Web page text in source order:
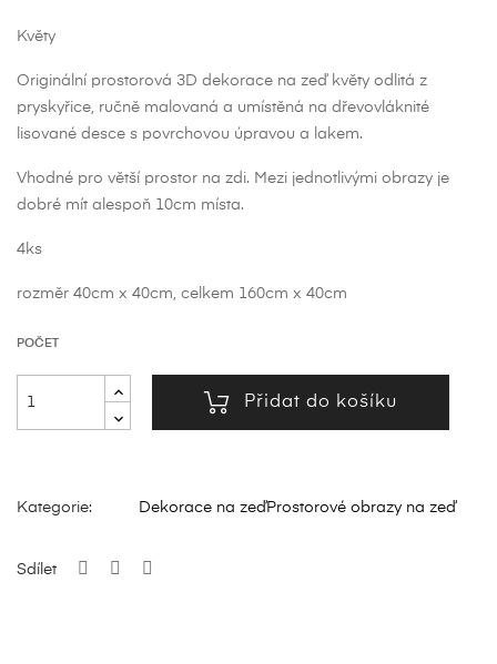
Květy
Originální prostorová 3D dekorace na zeď květy odlitá z
pryskyřice, ručně malovaná a umístěná na dřevovláknité
lisované desce s povrchovou úpravou a lakem.
Vhodné pro větší prostor na zdi. Mezi jednotlivými obrazy je
dobré mít alespoň 10cm místa.
4ks
rozměr 40cm x 40cm, celkem 160cm x 40cm
POČET
Přidat do košíku
Kategorie: Dekorace na zeďProstorové obrazy na zeď
Sdílet